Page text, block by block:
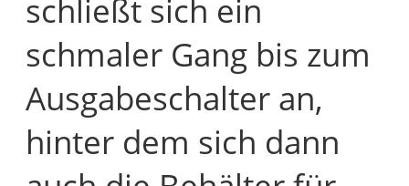
schließt sich ein
schmaler Gang bis zum
Ausgabeschalter an,
hinter dem sich dann